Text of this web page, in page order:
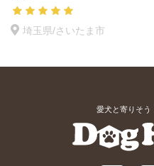
埼玉県/さいたま市
愛犬と寄りそう